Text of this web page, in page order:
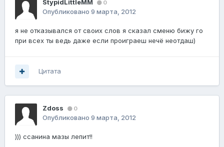
StypidLittleMM 0
Опубликовано 9 марта, 2012
я не отказывался от своих слов я сказал сменю бижу го
при всех ты ведь даже если проиграеш нечё неотдаш)
Цитата
Zdoss 0
Опубликовано 9 марта, 2012
))) ссанина мазы лепит!!